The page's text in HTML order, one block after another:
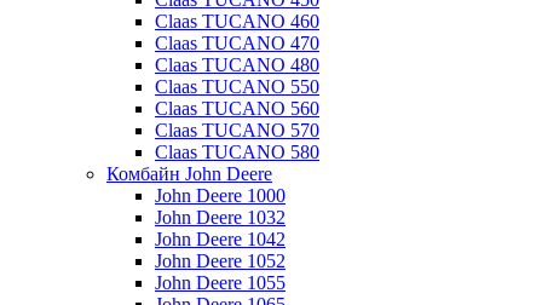
Claas TUCANO 460
Claas TUCANO 470
Claas TUCANO 480
Claas TUCANO 550
Claas TUCANO 560
Claas TUCANO 570
Claas TUCANO 580
Комбайн John Deere
John Deere 1000
John Deere 1032
John Deere 1042
John Deere 1052
John Deere 1055